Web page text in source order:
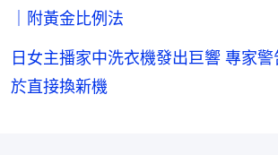
｜附黃金比例法
日女主播家中洗衣機發出巨響 專家
於直接換新機